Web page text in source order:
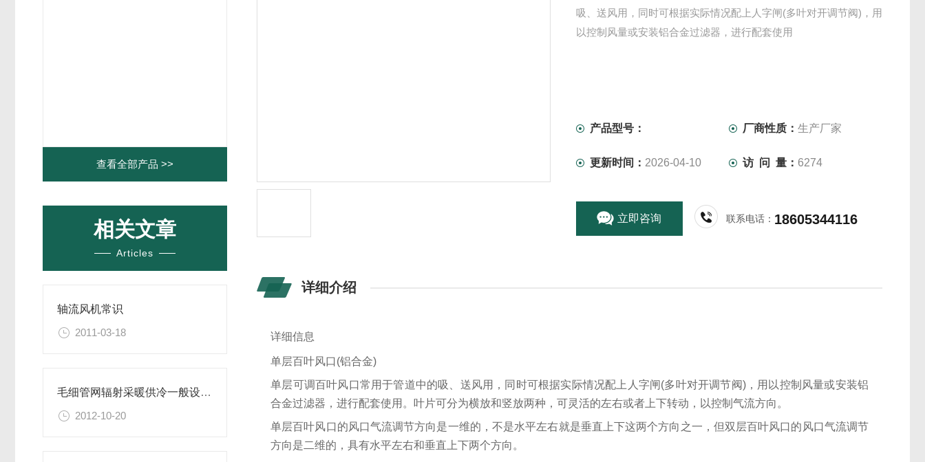
查看全部产品 >>
相关文章
Articles
轴流风机常识
2011-03-18
毛细管网辐射采暖供冷一般设计参数
2012-10-20
吸、送风用，同时可根据实际情况配上人字闸(多叶对开调节阀)，用
以控制风量或安装铝合金过滤器，进行配套使用
产品型号： 厂商性质：生产厂家
更新时间： 2026-04-10 访 问 量： 6274
立即咨询 联系电话： 18605344116
详细介绍
详细信息
单层百叶风口(铝合金)
单层可调百叶风口常用于管道中的吸、送风用，同时可根据实际情况配上人字闸(多叶对开调节阀)，用以控制风量或安装铝
合金过滤器，进行配套使用。叶片可分为横放和竖放两种，可灵活的左右或者上下转动，以控制气流方向。
单层百叶风口的风口气流调节方向是一维的，不是水平左右就是垂直上下这两个方向之一，但双层百叶风口的风口气流调节
方向是二维的，具有水平左右和垂直上下两个方向。